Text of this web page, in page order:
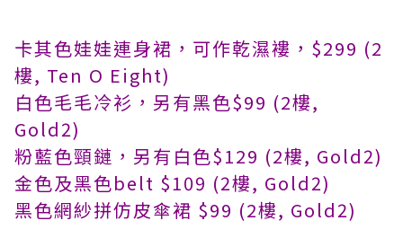
卡其色娃娃連身裙，可作乾濕褸，$299 (2
樓, Ten O Eight)
白色毛毛冷衫，另有黑色$99 (2樓,
Gold2)
粉藍色頸鏈，另有白色$129 (2樓, Gold2)
金色及黑色belt $109 (2樓, Gold2)
黑色網紗拼仿皮傘裙 $99 (2樓, Gold2)